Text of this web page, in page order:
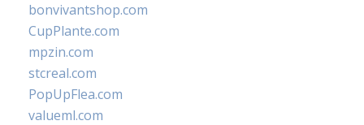
bonvivantshop.com
CupPlante.com
mpzin.com
stcreal.com
PopUpFlea.com
valueml.com